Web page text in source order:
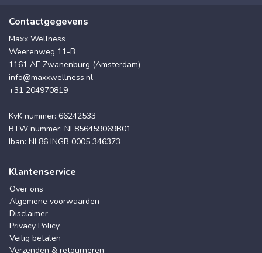
Contactgegevens
Maxx Wellness
Weerenweg 11-B
1161 AE Zwanenburg (Amsterdam)
info@maxxwellness.nl
+31 204970819
KvK nummer: 66242533
BTW nummer: NL856459069B01
Iban: NL86 INGB 0005 346373
Klantenservice
Over ons
Algemene voorwaarden
Disclaimer
Privacy Policy
Veilig betalen
Verzenden & retourneren